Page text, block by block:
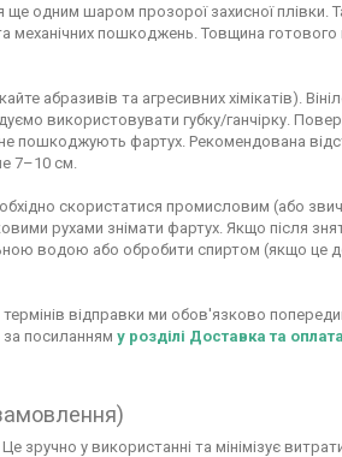
одним шаром прозорої захисної плівки.
механічних пошкоджень. Товщина
абразивів та агресивних хімікатів).
використовувати губку/ганчірку.
пошкоджують фартух. Рекомендована
7–10 см.
скористатися промисловим (або
рухами знімати фартух. Якщо після
водою або обробити спиртом (якщо це
термінів відправки ми обов'язково
за посиланням у розділі Доставка та оплата
зручно у використанні та мінімізує